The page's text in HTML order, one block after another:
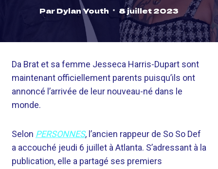
ParDylan Youth 8 juillet 2023
Da Brat et sa femme Jesseca Harris-Dupart sont
maintenant officiellement parents puisqu’ils ont
annoncé l’arrivée de leur nouveau-né dans le
monde.
Selon PERSONNES, l’ancien rappeur de So So Def
a accouché jeudi 6 juillet à Atlanta. S’adressant à la
publication, elle a partagé ses premiers